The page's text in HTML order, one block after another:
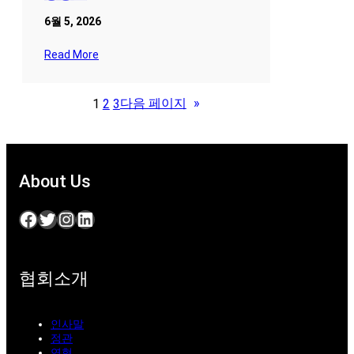
6월 5, 2026
Read More
1 2 3다음 페이지 »
About Us
Facebook Twitter InstagramLinkedIn
협회소개
인사말
정관